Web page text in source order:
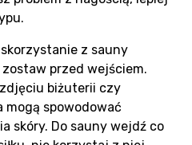
z sauny
przed wejściem.
biżuterii czy
mogą spowodować
skóry. Do sauny wejdź co